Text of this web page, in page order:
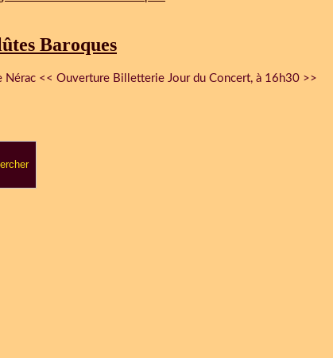
Baroques
Nérac << Ouverture Billetterie Jour du Concert, à 16h30 >>